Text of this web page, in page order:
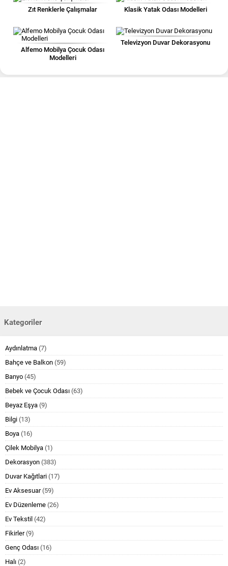
Zıt Renklerle Çalışmalar Klasik Yatak Odası Modelleri
Alfemo Mobilya Çocuk Odası
Modelleri
Televizyon Duvar Dekorasyonu
Kategoriler
Aydınlatma (7)
Bahçe ve Balkon (59)
Banyo (45)
Bebek ve Çocuk Odası (63)
Beyaz Eşya (9)
Bilgi (13)
Boya (16)
Çilek Mobilya (1)
Dekorasyon (383)
Duvar Kağıtlari (17)
Ev Aksesuar(59)
Ev Düzenleme (26)
Ev Tekstil (42)
Fikirler(9)
Genç Odası (16)
Halı (2)